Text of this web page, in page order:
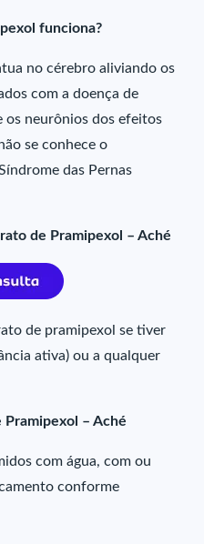
funciona?
no cérebro aliviando os
com a doença de
os neurônios dos efeitos
se conhece o
das Pernas
de Pramipexol – Aché
de pramipexol se tiver
ativa) ou a qualquer
– Aché
com água, com ou
conforme